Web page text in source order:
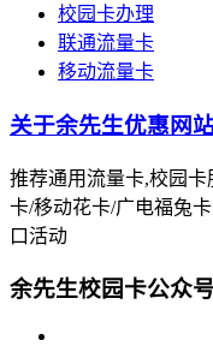
校园卡办理
联通流量卡
移动流量卡
关于余先生优惠网
推荐通用流量卡,校园
卡/移动花卡/广电福兔
口活动
余先生校园卡公众